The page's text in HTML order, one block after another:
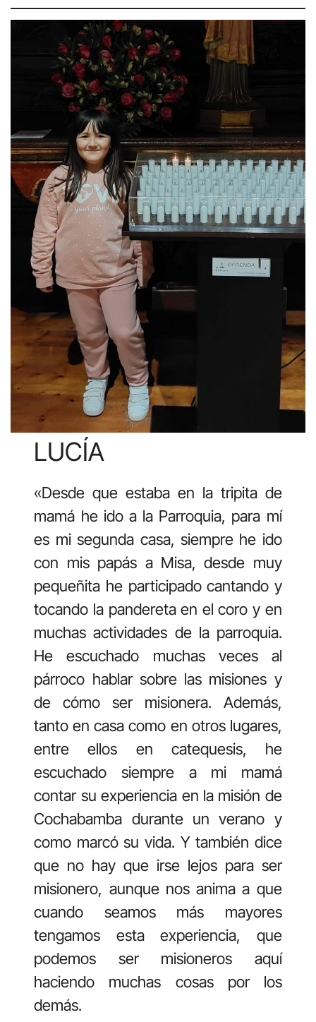
LUCÍA
«Desde que estaba en la tripita de
mamá he ido a la Parroquia, para mí
es mi segunda casa, siempre he ido
con mis papás a Misa, desde muy
pequeñita he participado cantando y
tocando la pandereta en el coro y en
muchas actividades de la parroquia.
He escuchado muchas veces al
párroco hablar sobre las misiones y
de cómo ser misionera. Además,
tanto en casa como en otros lugares,
entre ellos en catequesis, he
escuchado siempre a mi mamá
contar su experiencia en la misión de
Cochabamba durante un verano y
como marcó su vida. Y también dice
que no hay que irse lejos para ser
misionero, aunque nos anima a que
cuando seamos más mayores
tengamos esta experiencia, que
podemos ser misioneros aquí
haciendo muchas cosas por los
demás.